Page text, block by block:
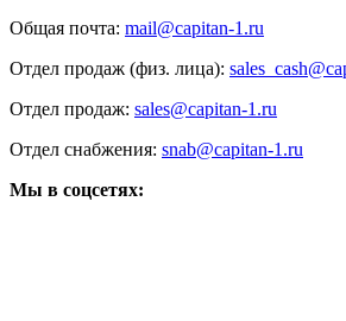
Общая почта: mail@capitan-1.ru
Отдел продаж (физ. лица):
Отдел продаж: sales@capitan-1.ru
Отдел снабжения: snab@capitan-1.ru
Мы в соцсетях: